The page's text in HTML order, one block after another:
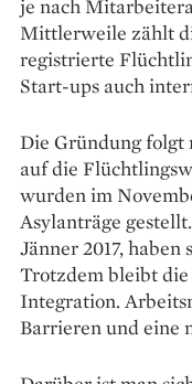
je nach
Mittlerweile zählt
registrierte
Start-ups auch
Die Gründung
auf die
wurden im
Asylanträge
Jänner 2017,
Trotzdem bleibt
Integration.
Barrieren und eine